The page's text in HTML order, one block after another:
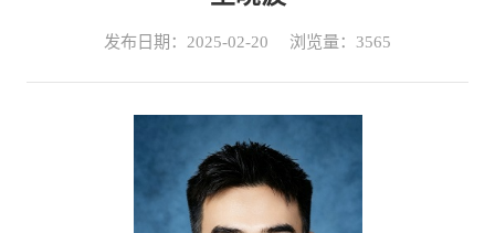
发布日期：2025-02-20 浏览量： 3565